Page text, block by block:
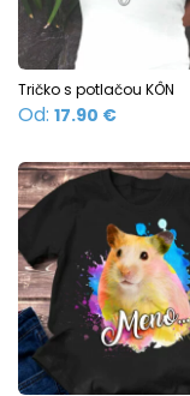
Tričko s potlačou KÔN
Od: 17.90 €